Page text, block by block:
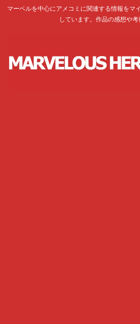
マーベルを中心にアメコミに関連する情報をマ
しています。作品の感想や考